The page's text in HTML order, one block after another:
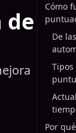
de
Cómo
De
Tipos
Por